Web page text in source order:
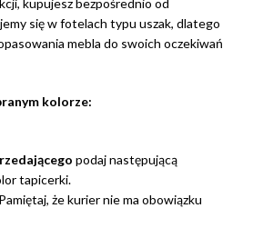
się w fotelach typu uszak, dlatego
mebla do swoich oczekiwań
kolorze:
podaj następującą
tapicerki.
że kurier nie ma obowiązku